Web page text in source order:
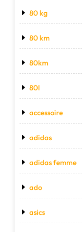
80 kg
80 km
80km
80l
accessoire
adidas
adidas femme
ado
asics